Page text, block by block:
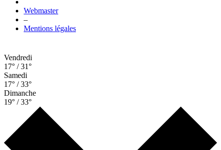
Webmaster
–
Mentions légales
Vendredi
17° / 31°
Samedi
17° / 33°
Dimanche
19° / 33°